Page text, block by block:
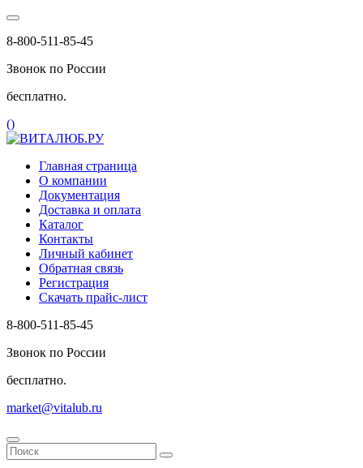
8-800-511-85-45
Звонок по России
бесплатно.
()
Главная страница
О компании
Документация
Доставка и оплата
Каталог
Контакты
Личный кабинет
Обратная связь
Регистрация
Скачать прайс-лист
8-800-511-85-45
Звонок по России
бесплатно.
market@vitalub.ru